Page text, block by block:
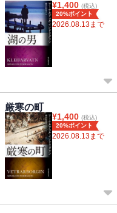
¥1,400 (税込)
20%ポイント
2026.08.13まで
厳寒の町
¥1,400 (税込)
20%ポイント
2026.08.13まで